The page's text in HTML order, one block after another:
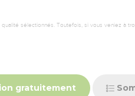
sélectionnés. Toutefois, si vous veniez à
gratuitement